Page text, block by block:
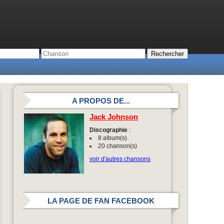
A PROPOS DE...
Jack Johnson
Discographie :
8 album(s)
20 chanson(s)
voir d'autres chansons
LA PAGE DE FAN FACEBOOK